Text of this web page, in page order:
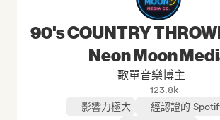
90's COUNTRY
Neon Moon
歌單音樂博主
123.8k
影響力極大
經認證的